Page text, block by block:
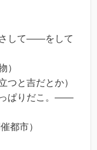
して――をして
）
と吉だとか）
ぱりだこ。――
都市）